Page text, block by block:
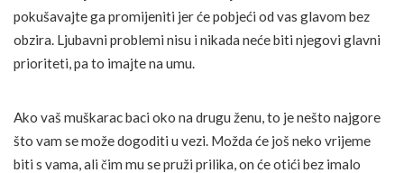
pokušavajte ga promijeniti jer će pobjeći od vas glavom bez
obzira. Ljubavni problemi nisu i nikada neće biti njegovi glavni
prioriteti, pa to imajte na umu.
Ako vaš muškarac baci oko na drugu ženu, to je nešto najgore
što vam se može dogoditi u vezi. Možda će još neko vrijeme
biti s vama, ali čim mu se pruži prilika, on će otići bez imalo